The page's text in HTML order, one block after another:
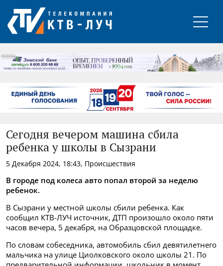
РЕКЛАМА
Сегодня вечером машина сбила
ребенка у школы в Сызрани
5 Декабря 2024, 18:43, Происшествия
В городе под колеса авто попал второй за неделю
ребенок.
В Сызрани у местной школы сбили ребенка. Как
сообщил КТВ-ЛУЧ источник, ДТП произошло около пяти
часов вечера, 5 декабря, на Образцовской площадке.
По словам собеседника, автомобиль сбил девятилетнего
мальчика на улице Циолковского около школы 21. По